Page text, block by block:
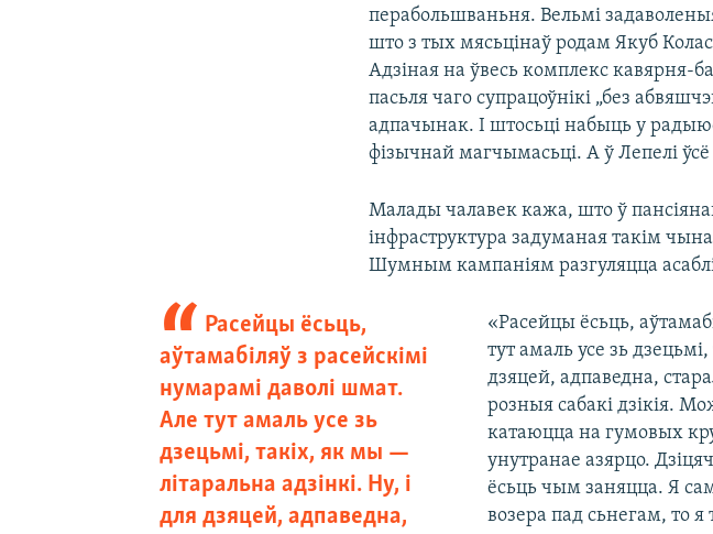
перабольшваньня. Вельмі
што з тых мясьцінаў родам Якуб
Адзіная на ўвесь комплекс кавярня-
пасьля чаго супрацоўнікі „без
адпачынак. І штосьці набыць у
фізычнай магчымасьці. А ў Лепелі
Малады чалавек кажа, што ў
інфраструктура задуманая такім
Шумным кампаніям разгуляцца
Расейцы ёсьць,
аўтамабіляў з расейскімі
нумарамі даволі шмат.
Але тут амаль усе зь
дзецьмі, такіх, як мы —
літаральна адзінкі. Ну, і
для дзяцей, адпаведна,
«Расейцы ёсьць,
тут амаль усе зь
дзяцей, адпаведна,
розныя сабакі дзікія.
катаюцца на гумовых
унутранае азярцо.
ёсьць чым заняцца. Я
возера пад сьнегам, то